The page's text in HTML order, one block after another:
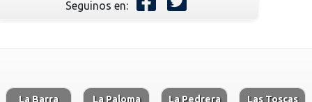
Seguinos en:
La Barra La Paloma La Pedrera Las Toscas